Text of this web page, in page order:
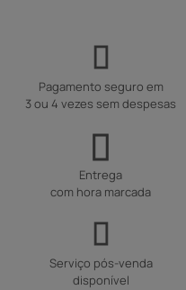
Pagamento seguro em
3 ou 4 vezes sem despesas
Entrega
com hora marcada
Serviço pós-venda
disponível